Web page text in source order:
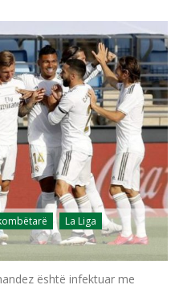
La Liga
është infektuar me